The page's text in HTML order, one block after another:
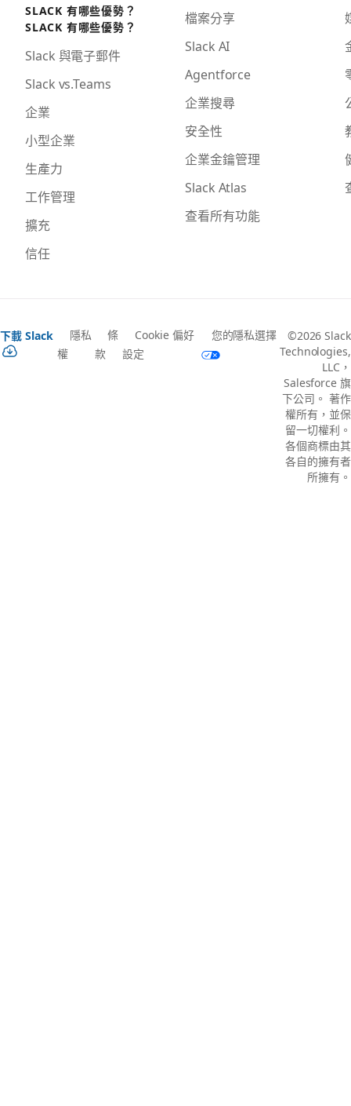
SLACK 有哪些優勢？
SLACK 有哪些優勢？
Slack 與電子郵件
Slack vs.Teams
企業
小型企業
生產力
工作管理
擴充
信任
檔案分享
Slack AI
Agentforce
企業搜尋
安全性
企業金鑰管理
Slack Atlas
查看所有功能
下載 Slack
隱私
權
條
款
Cookie 偏好
設定
您的隱私選擇
©2026 Slack
Technologies,
LLC，
Salesforce 旗
下公司。 著作
權所有，並保
留一切權利。
各個商標由其
各自的擁有者
所擁有。